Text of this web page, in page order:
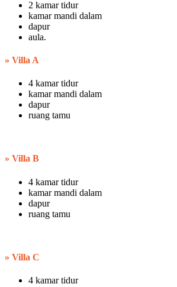
2 kamar tidur
kamar mandi dalam
dapur
aula.
» Villa A
4 kamar tidur
kamar mandi dalam
dapur
ruang tamu
» Villa B
4 kamar tidur
kamar mandi dalam
dapur
ruang tamu
» Villa C
4 kamar tidur